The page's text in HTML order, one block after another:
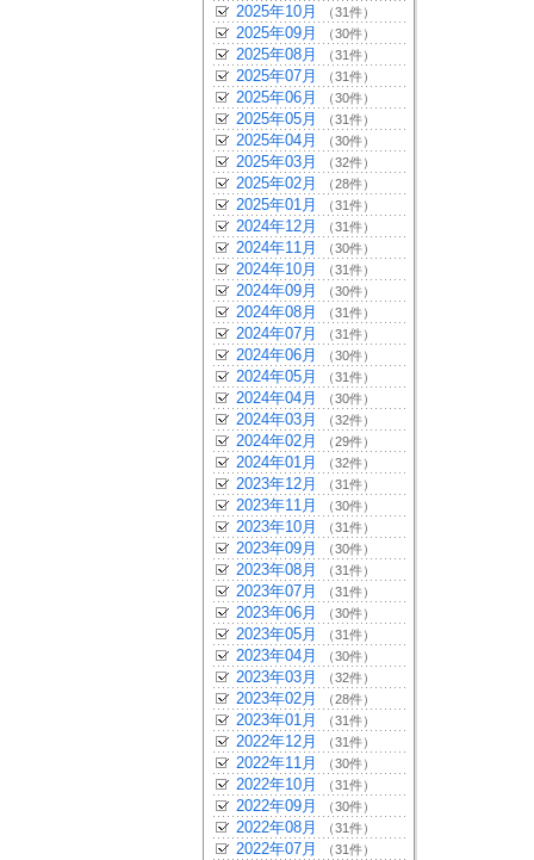
2025年10月 （31件）
2025年09月 （30件）
2025年08月 （31件）
2025年07月 （31件）
2025年06月 （30件）
2025年05月 （31件）
2025年04月 （30件）
2025年03月 （32件）
2025年02月 （28件）
2025年01月 （31件）
2024年12月 （31件）
2024年11月 （30件）
2024年10月 （31件）
2024年09月 （30件）
2024年08月 （31件）
2024年07月 （31件）
2024年06月 （30件）
2024年05月 （31件）
2024年04月 （30件）
2024年03月 （32件）
2024年02月 （29件）
2024年01月 （32件）
2023年12月 （31件）
2023年11月 （30件）
2023年10月 （31件）
2023年09月 （30件）
2023年08月 （31件）
2023年07月 （31件）
2023年06月 （30件）
2023年05月 （31件）
2023年04月 （30件）
2023年03月 （32件）
2023年02月 （28件）
2023年01月 （31件）
2022年12月 （31件）
2022年11月 （30件）
2022年10月 （31件）
2022年09月 （30件）
2022年08月 （31件）
2022年07月 （31件）